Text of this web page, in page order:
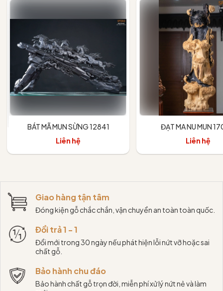
BÁT MÃ MUN SỪNG 12841
Liên hệ
ĐẠT MA NU MUN
Liên hệ
Giao hàng tận tâm
Đóng kiện gỗ chắc chắn, vận chuyển an toàn toàn quốc.
Đổi trả 1 - 1
Đổi mới trong 30 ngày nếu phát hiện lỗi nứt vỡ hoặc sai
chất gỗ.
Bảo hành chu đáo
Bảo hành chất gỗ trọn đời, miễn phí xử lý nứt nẻ và làm